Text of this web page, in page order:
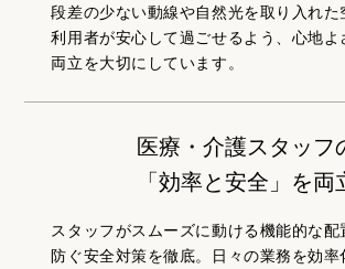
段差の少ない動線や自然光を取り入れた
利用者が安心して過ごせるよう、心地よ
両立を大切にしています。
医療・介護スタッフ
「効率と安全」を両
スタッフがスムーズに動ける機能的な配
防ぐ安全対策を徹底。日々の業務を効率